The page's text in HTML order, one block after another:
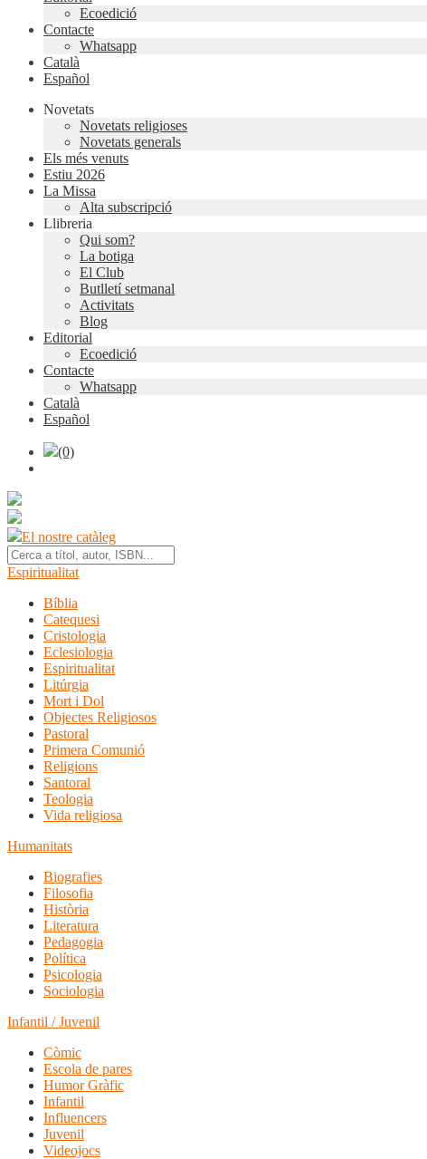
Ecoedició
Contacte
Whatsapp
Català
Español
Novetats
Novetats religioses
Novetats generals
Els més venuts
Estiu 2026
La Missa
Alta subscripció
Llibreria
Qui som?
La botiga
El Club
Butlletí setmanal
Activitats
Blog
Editorial
Ecoedició
Contacte
Whatsapp
Català
Español
(0)
El nostre catàleg
Espiritualitat
Bíblia
Catequesi
Cristologia
Eclesiologia
Espiritualitat
Litúrgia
Mort i Dol
Objectes Religiosos
Pastoral
Primera Comunió
Religions
Santoral
Teologia
Vida religiosa
Humanitats
Biografies
Filosofia
Història
Literatura
Pedagogia
Política
Psicologia
Sociologia
Infantil / Juvenil
Còmic
Escola de pares
Humor Gràfic
Infantil
Influencers
Juvenil
Videojocs